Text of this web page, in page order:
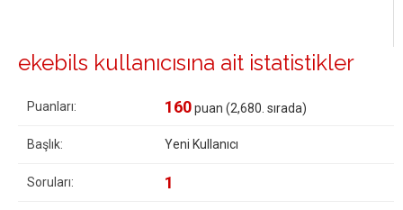
ekebils kullanıcısına ait istatistikler
Puanları: 160puan (2,680 . sırada)
Başlık: Yeni Kullanıcı
Soruları: 1